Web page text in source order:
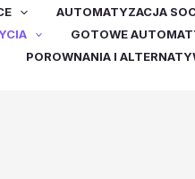
AUTOMATYZACJA
GOTOWE
POROWNANIA I